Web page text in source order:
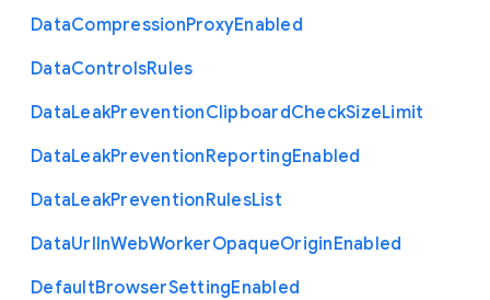
DataCompressionProxyEnabled
DataControlsRules
DataLeakPreventionClipboardCheckSizeLimit
DataLeakPreventionReportingEnabled
DataLeakPreventionRulesList
DataUrlInWebWorkerOpaqueOriginEnabled
DefaultBrowserSettingEnabled